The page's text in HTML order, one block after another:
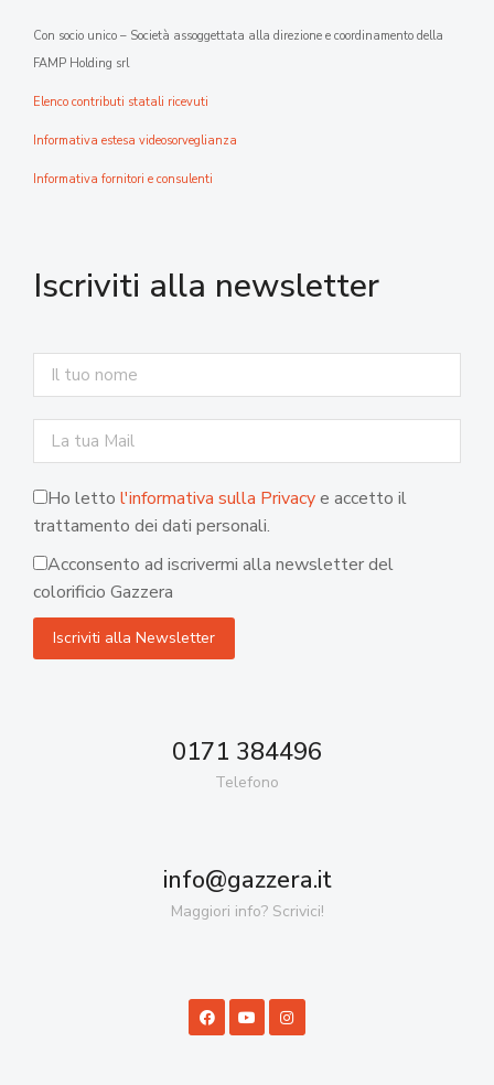
Con socio unico – Società assoggettata alla direzione e coordinamento della
FAMP Holding srl
Elenco contributi statali ricevuti
Informativa estesa videosorveglianza
Informativa fornitori e consulenti
Iscriviti alla newsletter
Ho letto l'informativa sulla Privacye accetto il
trattamento dei dati personali.
Acconsento ad iscrivermi alla newsletter del
colorificio Gazzera
0171 384496
Telefono
info@gazzera.it
Maggiori info? Scrivici!